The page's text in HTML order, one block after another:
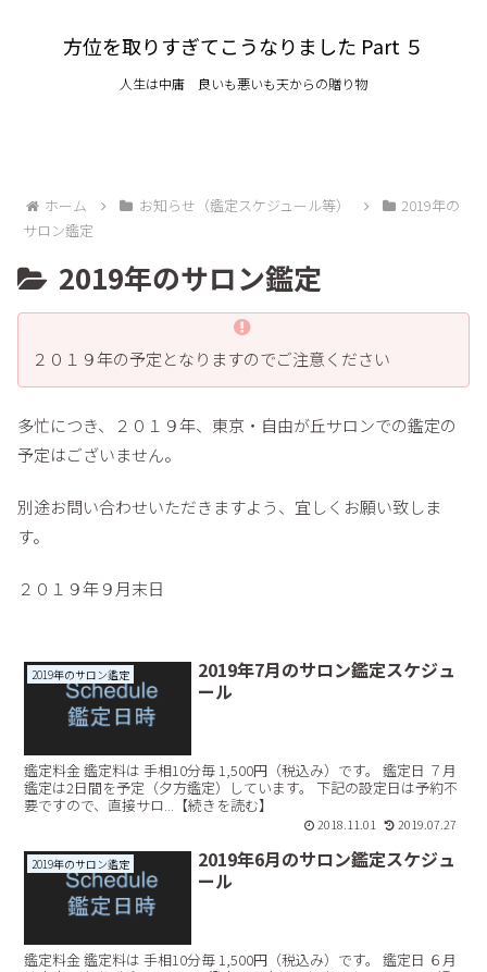
方位を取りすぎてこうなりました Part ５
人生は中庸 良いも悪いも天からの贈り物
ホーム お知らせ（鑑定スケジュール等）
2019年の
サロン鑑定
2019年のサロン鑑定
２０１９年の予定となりますのでご注意ください
多忙につき、２０１９年、東京・自由が丘サロンでの鑑定の
予定はございません。
別途お問い合わせいただきますよう、宜しくお願い致しま
す。
２０１９年９月末日
2019年のサロン鑑定
2019年7月のサロン鑑定スケジュ
ール
鑑定料金 鑑定料は 手相10分毎 1,500円（税込み）です。 鑑定日 ７月
鑑定は2日間を予定（夕方鑑定）しています。 下記の設定日は予約不
要ですので、直接サロ...【続きを読む】
2018.11.01 2019.07.27
2019年のサロン鑑定
2019年6月のサロン鑑定スケジュ
ール
鑑定料金 鑑定料は 手相10分毎 1,500円（税込み）です。 鑑定日 ６月